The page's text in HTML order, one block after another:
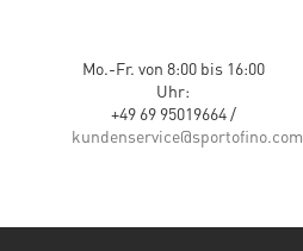
Mo.-Fr. von 8:00 bis 16:00
Uhr:
+49 69 95019664 /
kundenservice@sportofino.com